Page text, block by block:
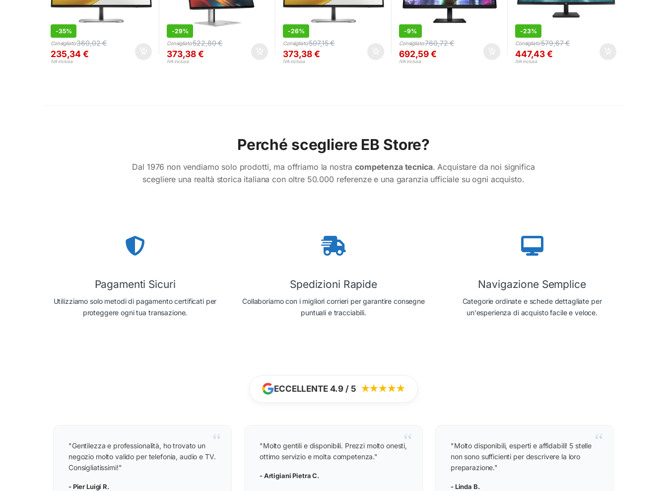
-35%
Consigliato:360,02€
235,34€
IVA inclusa
-29%
Consigliato:522,80€
373,38€
IVA inclusa
-26%
Consigliato:507,15€
373,38€
IVA inclusa
-9%
Consigliato:760,72€
692,59€
IVA inclusa
-23%
Consigliato:579,67€
447,43€
IVA inclusa
Perché scegliere EB Store?
Dal 1976 non vendiamo solo prodotti, ma offriamo la nostracompetenza tecnica. Acquistare da noi significa
scegliere una realtà storica italiana con oltre 50.000 referenze e una garanzia ufficiale su ogni acquisto.
Pagamenti Sicuri
Utilizziamo solo metodi di pagamento certificati per
proteggere ogni tua transazione.
Spedizioni Rapide
Collaboriamo con i migliori corrieri per garantire consegne
puntuali e tracciabili.
Navigazione Semplice
Categorie ordinate e schede dettagliate per
un'esperienza di acquisto facile e veloce.
ECCELLENTE 4.9 / 5 ★★★★★
“
"Gentilezza e professionalità, ho trovato un
negozio molto valido per telefonia, audio e TV.
Consigliatissimi!"
- Pier Luigi R.
“
"Molto gentili e disponibili. Prezzi molto onesti,
ottimo servizio e molta competenza."
- Artigiani Pietra C.
“
"Molto disponibili, esperti e affidabili! 5 stelle
non sono sufficienti per descrivere la loro
preparazione."
- Linda B.